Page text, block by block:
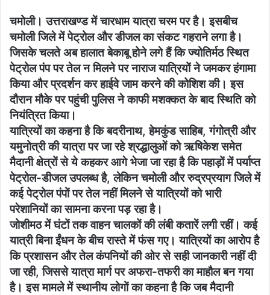
चमोली। उत्तराखण्ड में चारधाम यात्रा चरम पर है। इसबीच
चमोली जिले में पेट्रोल और डीजल का संकट गहराने लगा है।
जिसके चलते अब हालात बेकाबू होने लगे हैं कि ज्योतिर्मठ स्थित
पेट्रोल पंप पर तेल न मिलने पर नाराज यात्रियों ने जमकर हंगामा
किया और प्रदर्शन कर हाईवे जाम करने की कोशिश की। इस
दौरान मौके पर पहुंची पुलिस ने काफी मशक्कत के बाद स्थिति को
नियंत्रित किया।
यात्रियों का कहना है कि बदरीनाथ, हेमकुंड साहिब, गंगोत्री और
यमुनोत्री की यात्रा पर जा रहे श्रद्धालुओं को ऋषिकेश समेत
मैदानी क्षेत्रों से ये कहकर आगे भेजा जा रहा है कि पहाड़ों में पर्याप्त
पेट्रोल-डीजल उपलब्ध है, लेकिन चमोली और रुद्रप्रयाग जिले में
कई पेट्रोल पंपों पर तेल नहीं मिलने से यात्रियों को भारी
परेशानियों का सामना करना पड़ रहा है।
जोशीमठ में घंटों तक वाहन चालकों की लंबी कतारें लगी रहीं। कई
यात्री बिना ईंधन के बीच रास्ते में फंस गए। यात्रियों का आरोप है
कि प्रशासन और तेल कंपनियों की ओर से सही जानकारी नहीं दी
जा रही, जिससे यात्रा मार्ग पर अफरा-तफरी का माहौल बन गया
है। इस मामले में स्थानीय लोगों का कहना है कि जब मैदानी